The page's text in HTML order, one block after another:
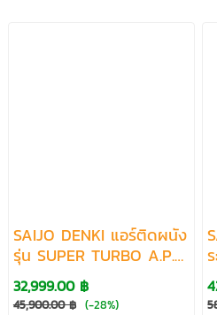
SAIJO DENKI แอร์ติดผนัง
รุ่น SUPER TURBO A.P.S.
R32 ขนาด 30219-40450
BTU
32,999.00 ฿
45,900.00 ฿ (-28%)